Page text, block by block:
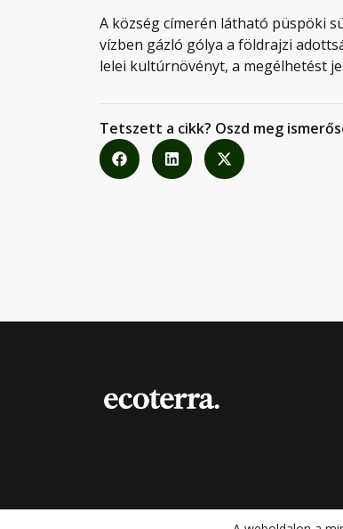
A község címerén látható püspöki
vízben gázló gólya a földrajzi
lelei kultúrnövényt, a megélhetést
Tetszett a cikk? Oszd meg